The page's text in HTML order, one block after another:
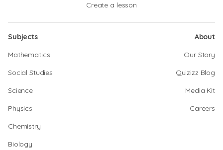
Create a lesson
Subjects
Mathematics
Social Studies
Science
Physics
Chemistry
Biology
About
Our Story
Quizizz Blog
Media Kit
Careers